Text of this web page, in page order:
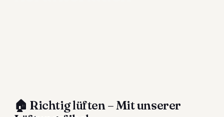
🏠 Richtig lüften – Mit unserer